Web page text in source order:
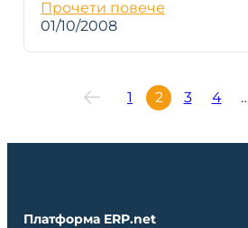
Прочети повече
01/10/2008
1 2 3 4
Платформа ERP.net